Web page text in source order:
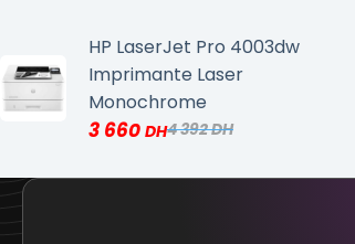
HP LaserJet Pro 4003dw
Imprimante Laser
Monochrome
4 392
3 660